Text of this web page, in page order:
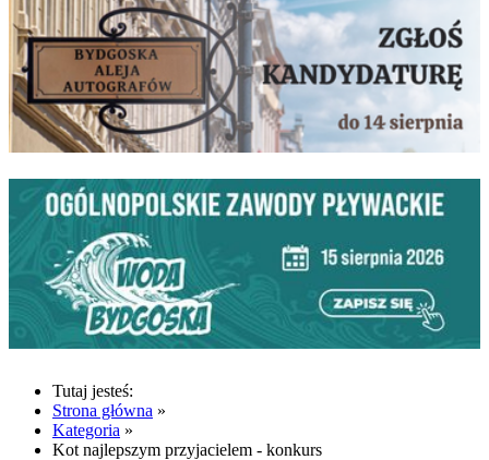
Tutaj jesteś:
Strona główna »
Kategoria »
Kot najlepszym przyjacielem - konkurs